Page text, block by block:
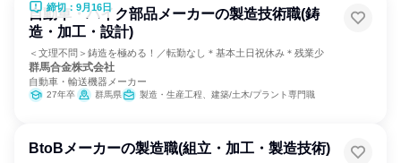
締切：9月16日
自動車・バイク部品メーカーの製造技術職(鋳
造・加工・設計)
＜文理不問＞鋳造を極める！／転勤なし＊基本土日祝休み＊残業少
群馬合金株式会社
自動車・輸送機器メーカー
27年卒 群馬県 製造・生産工程、建築/土木/プラント専門職
BtoBメーカーの製造職(組立・加工・製造技術)